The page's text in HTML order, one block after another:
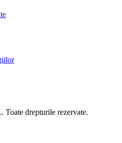
drepturile rezervate.